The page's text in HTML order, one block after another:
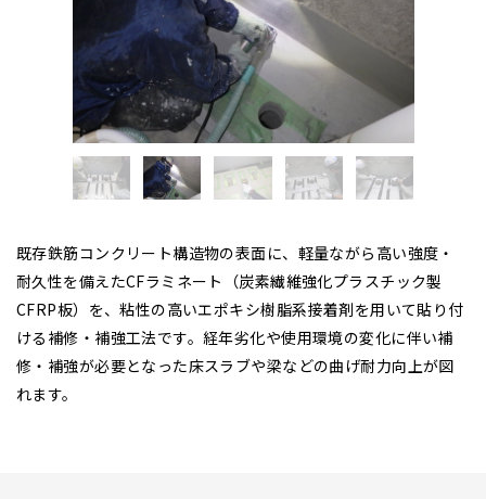
既存鉄筋コンクリート構造物の表面に、軽量ながら高い強度・
耐久性を備えたCFラミネート（炭素繊維強化プラスチック製
CFRP板）を、粘性の高いエポキシ樹脂系接着剤を用いて貼り付
ける補修・補強工法です。経年劣化や使用環境の変化に伴い補
修・補強が必要となった床スラブや梁などの曲げ耐力向上が図
れます。